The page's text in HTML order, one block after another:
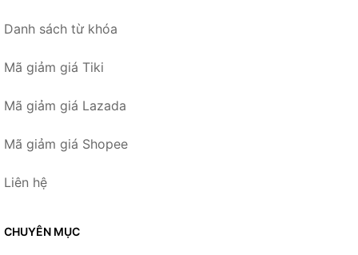
Danh sách từ khóa
Mã giảm giá Tiki
Mã giảm giá Lazada
Mã giảm giá Shopee
Liên hệ
CHUYÊN MỤC